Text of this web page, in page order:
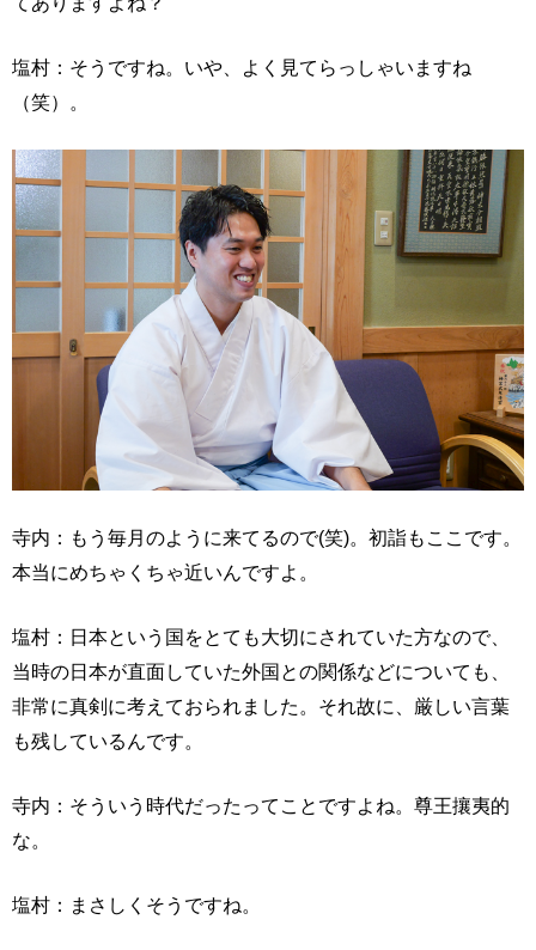
塩村：そうですね。いや、よく見てらっしゃいますね
（笑）。
寺内：もう毎月のように来てるので(笑)。初詣もここです。
本当にめちゃくちゃ近いんですよ。
塩村：日本という国をとても大切にされていた方なので、
当時の日本が直面していた外国との関係などについても、
非常に真剣に考えておられました。それ故に、厳しい言葉
も残しているんです。
寺内：そういう時代だったってことですよね。尊王攘夷的
な。
塩村：まさしくそうですね。